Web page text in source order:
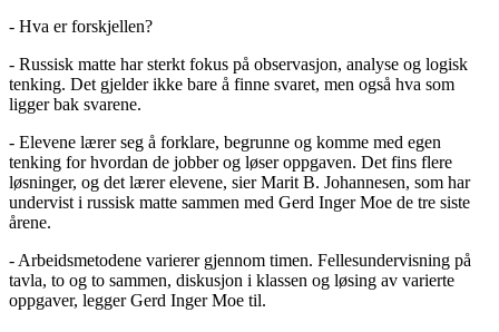
- Hva er forskjellen?
- Russisk matte har sterkt fokus på observasjon, analyse og logisk
tenking. Det gjelder ikke bare å finne svaret, men også hva som
ligger bak svarene.
- Elevene lærer seg å forklare, begrunne og komme med egen
tenking for hvordan de jobber og løser oppgaven. Det fins flere
løsninger, og det lærer elevene, sier Marit B. Johannesen, som har
undervist i russisk matte sammen med Gerd Inger Moe de tre siste
årene.
- Arbeidsmetodene varierer gjennom timen. Fellesundervisning på
tavla, to og to sammen, diskusjon i klassen og løsing av varierte
oppgaver, legger Gerd Inger Moe til.